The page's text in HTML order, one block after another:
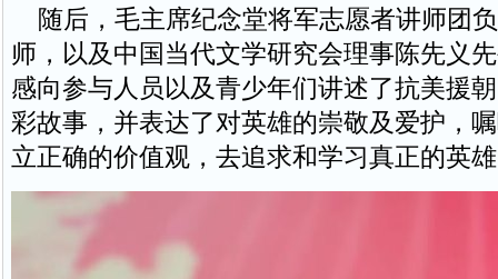
随后，毛主席纪念堂将军志愿者讲师团
师，以及中国当代文学研究会理事陈先义
感向参与人员以及青少年们讲述了抗美援
彩故事，并表达了对英雄的崇敬及爱护，
立正确的价值观，去追求和学习真正的英